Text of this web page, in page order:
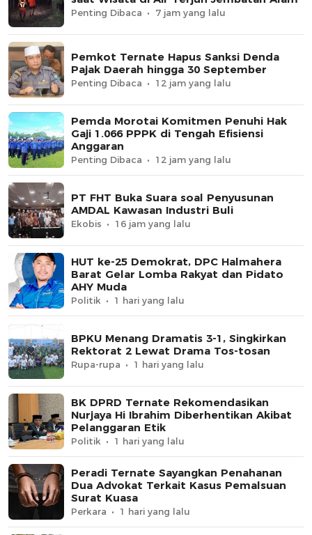
Penting Dibaca 7 jam yang lalu
Pemkot Ternate Hapus Sanksi Denda
Pajak Daerah hingga 30 September
Penting Dibaca 12 jam yang lalu
Pemda Morotai Komitmen Penuhi Hak
Gaji 1.066 PPPK di Tengah Efisiensi
Anggaran
Penting Dibaca 12 jam yang lalu
PT FHT Buka Suara soal Penyusunan
AMDAL Kawasan Industri Buli
Ekobis 16 jam yang lalu
HUT ke-25 Demokrat, DPC Halmahera
Barat Gelar Lomba Rakyat dan Pidato
AHY Muda
Politik 1 hari yang lalu
BPKU Menang Dramatis 3-1, Singkirkan
Rektorat 2 Lewat Drama Tos-tosan
Rupa-rupa 1 hari yang lalu
BK DPRD Ternate Rekomendasikan
Nurjaya Hi Ibrahim Diberhentikan Akibat
Pelanggaran Etik
Politik 1 hari yang lalu
Peradi Ternate Sayangkan Penahanan
Dua Advokat Terkait Kasus Pemalsuan
Surat Kuasa
Perkara 1 hari yang lalu